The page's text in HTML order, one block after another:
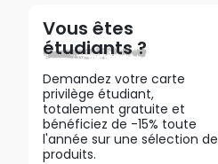
Vous êtes
étudiants ?
Demandez votre carte
privilège étudiant,
totalement gratuite et
bénéficiez de -15% toute
l'année sur une sélection de
produits.